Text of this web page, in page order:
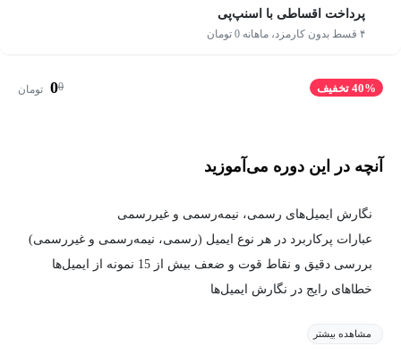
پرداخت اقساطی با اسنپ‌پی
۴ قسط بدون کارمزد، ماهانه 0 تومان
40% تخفیف 0
0 تومان
آنچه در این دوره می‌آموزید
نگارش ایمیل‌های رسمی، نیمه‌رسمی و غیررسمی
عبارات پرکاربرد در هر نوع ایمیل (رسمی، نیمه‌رسمی و غیررسمی)
بررسی دقیق و نقاط قوت و ضعف بیش از 15 نمونه از ایمیل‌ها
خطاهای رایج در نگارش ایمیل‌ها
مشاهده بیشتر